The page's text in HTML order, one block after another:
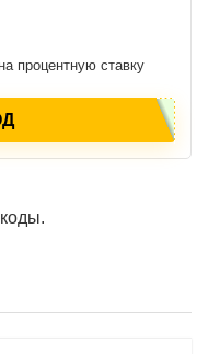
процентную ставку